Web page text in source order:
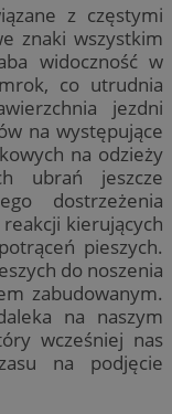
z częstymi
znaki wszystkim
widoczność w
co utrudnia
jezdni
na występujące
na odzieży
ubrań jeszcze
dostrzeżenia
kierujących
pieszych.
do noszenia
zabudowanym.
na naszym
wcześniej nas
na podjęcie